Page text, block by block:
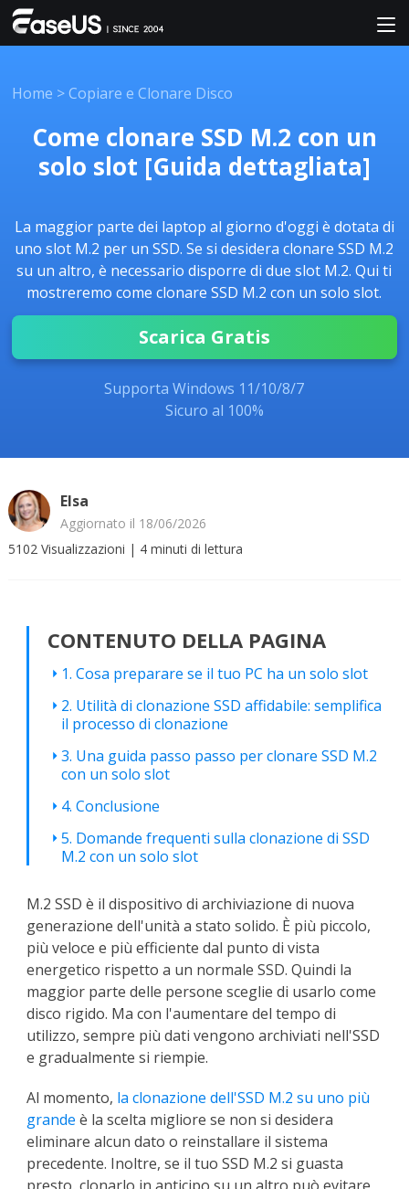
Home >Copiare e Clonare Disco
Come clonare SSD M.2 con un
solo slot [Guida dettagliata]
La maggior parte dei laptop al giorno d'oggi è dotata di
uno slot M.2 per un SSD. Se si desidera clonare SSD M.2
su un altro, è necessario disporre di due slot M.2. Qui ti
mostreremo come clonare SSD M.2 con un solo slot.
Scarica Gratis
Supporta Windows 11/10/8/7
Sicuro al 100%
Elsa
Aggiornato il 18/06/2026
5102Visualizzazioni | 4minuti di lettura
CONTENUTO DELLA PAGINA
1. Cosa preparare se il tuo PC ha un solo slot
2. Utilità di clonazione SSD affidabile: semplifica
il processo di clonazione
3. Una guida passo passo per clonare SSD M.2
con un solo slot
4. Conclusione
5. Domande frequenti sulla clonazione di SSD
M.2 con un solo slot
M.2 SSD è il dispositivo di archiviazione di nuova
generazione dell'unità a stato solido. È più piccolo,
più veloce e più efficiente dal punto di vista
energetico rispetto a un normale SSD. Quindi la
maggior parte delle persone sceglie di usarlo come
disco rigido. Ma con l'aumentare del tempo di
utilizzo, sempre più dati vengono archiviati nell'SSD
e gradualmente si riempie.
Al momento, la clonazione dell'SSD M.2 su uno più
grande è la scelta migliore se non si desidera
eliminare alcun dato o reinstallare il sistema
precedente. Inoltre, se il tuo SSD M.2 si guasta